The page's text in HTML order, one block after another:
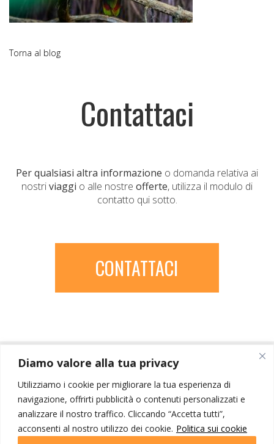
Diamo valore alla tua privacy
Utilizziamo i cookie per migliorare la tua esperienza di
navigazione, offrirti pubblicità o contenuti personalizzati e
analizzare il nostro traffico. Cliccando “Accetta tutti”,
acconsenti al nostro utilizzo dei cookie. Politica sui cookie
Torna al blog
Contattaci
Per qualsiasi altra informazione o domanda relativa ai
nostriviaggi o alle nostre offerte, utilizza il modulo di
contatto qui sotto.
CONTATTACI